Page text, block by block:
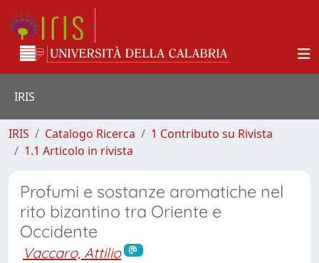
IRIS
IRIS Catalogo Ricerca
1 Contributo su Rivista
1.1 Articolo in rivista
Profumi e sostanze aromatiche nel
rito bizantino tra Oriente e
Occidente
Vaccaro, Attilio